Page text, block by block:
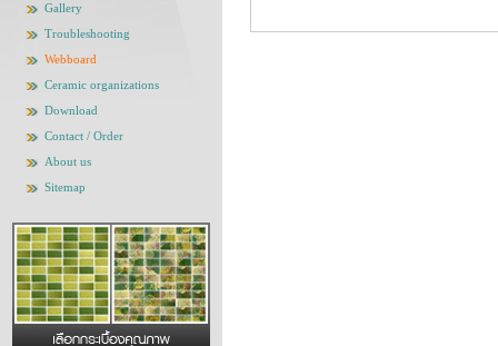
Gallery
Troubleshooting
Webboard
Ceramic organizations
Download
Contact / Order
About us
Sitemap